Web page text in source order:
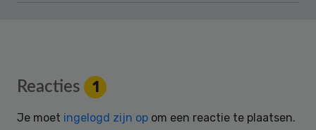
Reader
Interactions
Reacties 1
Je moet ingelogd zijn op om een reactie te plaatsen.